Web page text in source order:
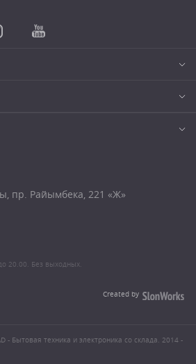
пр. Райымбека, 221 «Ж»
20.00. Без выходных.
Created by
- Бытовая техника и электроника со склада. 2014 -